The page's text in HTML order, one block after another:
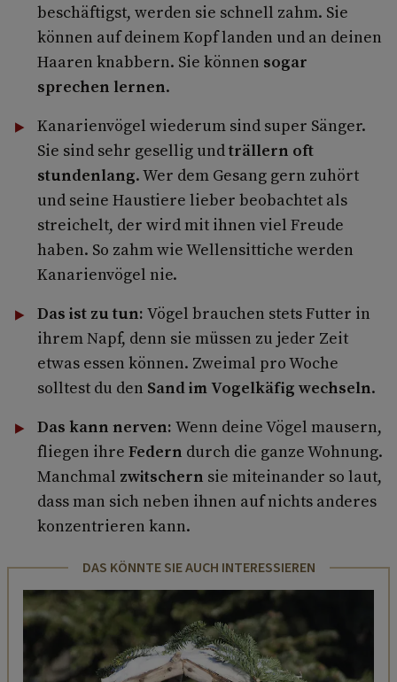
beschäftigst, werden sie schnell zahm. Sie
können auf deinem Kopf landen und an deinen
Haaren knabbern. Sie können sogar
sprechen lernen.
Kanarienvögel wiederum sind super Sänger.
Sie sind sehr gesellig undträllern oft
stundenlang. Wer dem Gesang gern zuhört
und seine Haustiere lieber beobachtet als
streichelt, der wird mit ihnen viel Freude
haben. So zahm wie Wellensittiche werden
Kanarienvögel nie.
Das ist zu tun: Vögel brauchen stets Futter in
ihrem Napf, denn sie müssen zu jeder Zeit
etwas essen können. Zweimal pro Woche
solltest du den Sand im Vogelkäfig wechseln.
Das kann nerven: Wenn deine Vögel mausern,
fliegen ihre Federn durch die ganze Wohnung.
Manchmal zwitschern sie miteinander so laut,
dass man sich neben ihnen auf nichts anderes
konzentrieren kann.
DAS KÖNNTE SIE AUCH INTERESSIEREN